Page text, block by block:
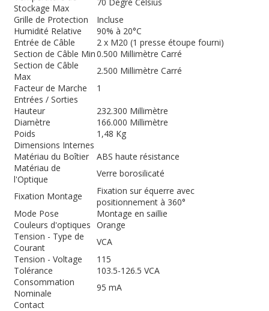
Stockage Max
Grille de Protection
Incluse
Humidité Relative
90% à 20°C
Entrée de Câble
2 x M20 (1 presse étoupe fourni)
Section de Câble Min0.500 Millimètre Carré
Section de Câble
Max
2.500 Millimètre Carré
Facteur de Marche
1
Entrées / Sorties
Hauteur
232.300 Millimètre
Diamètre
166.000 Millimètre
Poids
1,48 Kg
Dimensions Internes
Matériau du Boîtier
ABS haute résistance
Matériau de
l'Optique
Verre borosilicaté
Fixation Montage
Fixation sur équerre avec
positionnement à 360°
Mode Pose
Montage en saillie
Couleurs d'optiques Orange
Tension - Type de
Courant
VCA
Tension - Voltage
115
Tolérance
103.5-126.5 VCA
Consommation
Nominale
95 mA
Contact